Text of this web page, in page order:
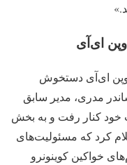
ای‌آی
ای‌آی دستخوش
مدری، مدیر سابق
تیر ماه ۱۴۰۳ از سمت خود کنار رفت و به بخش
کرد که مسئولیت‌های
خواکین کوینونرو